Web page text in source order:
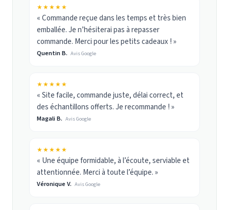
★★★★★
« Commande reçue dans les temps et très bien
emballée. Je n’hésiterai pas à repasser
commande. Merci pour les petits cadeaux ! »
Quentin B. Avis Google
★★★★★
« Site facile, commande juste, délai correct, et
des échantillons offerts. Je recommande ! »
Magali B. Avis Google
★★★★★
« Une équipe formidable, à l’écoute, serviable et
attentionnée. Merci à toute l’équipe. »
Véronique V. Avis Google